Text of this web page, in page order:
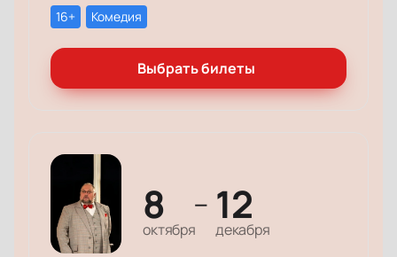
16+ Комедия
Выбрать билеты
8
октября
— 12
декабря